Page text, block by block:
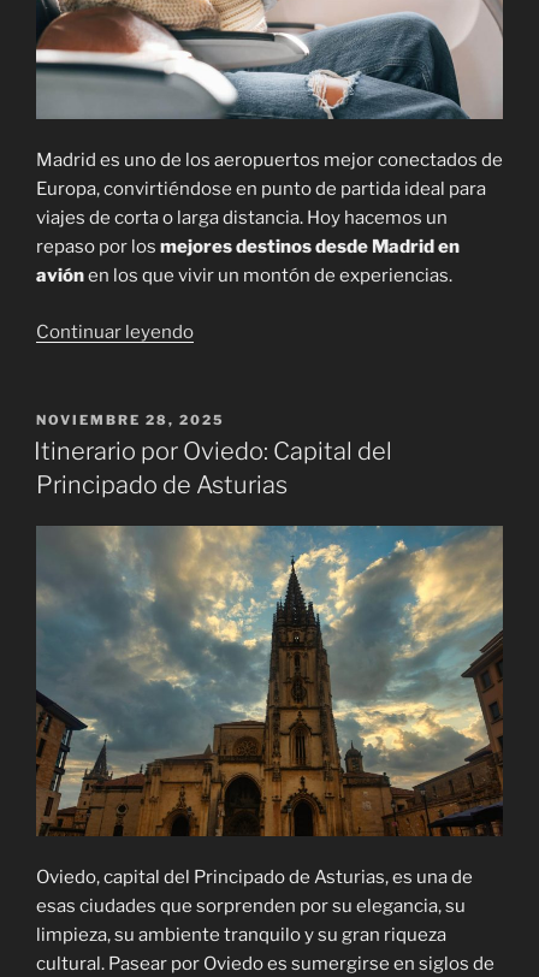
Madrid es uno de los aeropuertos mejor conectados de
Europa, convirtiéndose en punto de partida ideal para
viajes de corta o larga distancia. Hoy hacemos un
repaso por los mejores destinos desde Madrid en
aviónen los que vivir un montón de experiencias.
Continuar leyendo«Mejores
Madrid
en
avión:
que
merecen
la
pena»
PUBLICADO
EL
NOVIEMBRE 28, 2025
Itinerario por Oviedo: Capital del
Principado de Asturias
Oviedo, capital del Principado de Asturias, es una de
esas ciudades que sorprenden por su elegancia, su
limpieza, su ambiente tranquilo y su gran riqueza
cultural. Pasear por Oviedo es sumergirse en siglos de